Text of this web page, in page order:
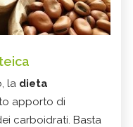
la dieta
apporto di
carboidrati. Basta